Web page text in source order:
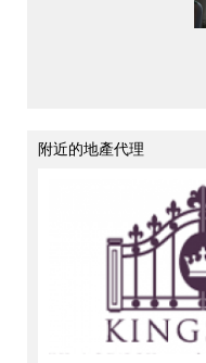
附近的地產代理